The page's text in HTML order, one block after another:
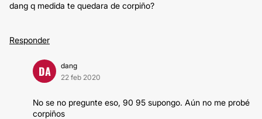
dang q medida te quedara de corpiño?
Responder
DA
dang
22 feb 2020
No se no pregunte eso, 90 95 supongo. Aún no me probé
corpiños